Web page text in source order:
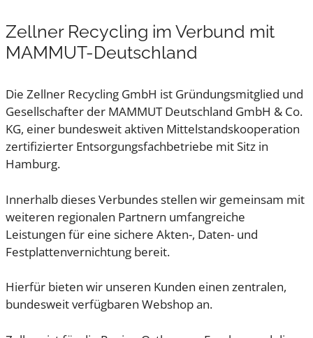
Zellner Recycling im Verbund mit
MAMMUT-Deutschland
Die Zellner Recycling GmbH ist Gründungsmitglied und
Gesellschafter der MAMMUT Deutschland GmbH & Co.
KG, einer bundesweit aktiven Mittelstandskooperation
zertifizierter Entsorgungsfachbetriebe mit Sitz in
Hamburg.
Innerhalb dieses Verbundes stellen wir gemeinsam mit
weiteren regionalen Partnern umfangreiche
Leistungen für eine sichere Akten-, Daten- und
Festplattenvernichtung bereit.
Hierfür bieten wir unseren Kunden einen zentralen,
bundesweit verfügbaren Webshop an.